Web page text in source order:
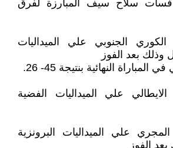
منافسات سلاح سيف المبارزة لفرق
الجنوبي علي الميداليات
وذلك بعد الفوز
النهائية بنتيجة 45- 26.
علي الميداليات الفضية
علي الميداليات البرونزية
الفوز